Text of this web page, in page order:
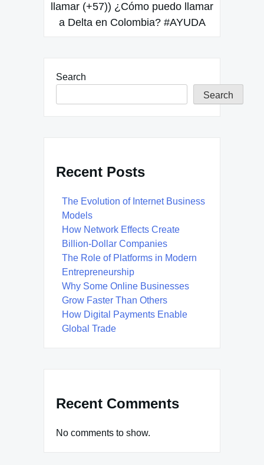
llamar (+57)) ¿Cómo puedo llamar
a Delta en Colombia? #AYUDA
Search
Search
Recent Posts
The Evolution of Internet Business
Models
How Network Effects Create
Billion-Dollar Companies
The Role of Platforms in Modern
Entrepreneurship
Why Some Online Businesses
Grow Faster Than Others
How Digital Payments Enable
Global Trade
Recent Comments
No comments to show.